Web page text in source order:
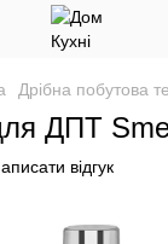
Дрібна побутова
ДПТ
відгук